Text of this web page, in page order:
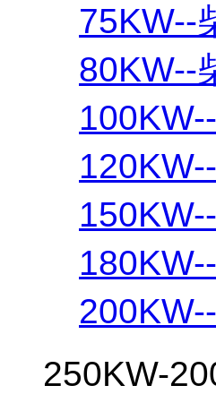
75KW--
80KW--
250KW-